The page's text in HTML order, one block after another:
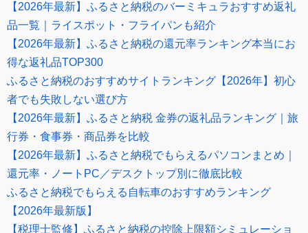
【2026年最新】ふるさと納税のバーミキュラおすすめ返礼
品一覧｜ライスポット・フライパンも紹介
【2026年最新】ふるさと納税の還元率ランキング本当にお
得な返礼品TOP300
ふるさと納税のおすすめサイトランキング【2026年】初心
者でも失敗しない選び方
【2026年最新】ふるさと納税 金券の返礼品ランキング｜旅
行券・食事券・商品券を比較
【2026年最新】ふるさと納税でもらえるパソコンまとめ｜
還元率・ノートPC／デスクトップ別に徹底比較
ふるさと納税でもらえる自転車のおすすめランキング
【2026年最新版】
【税理士監修】ふるさと納税の控除上限額シミュレーショ